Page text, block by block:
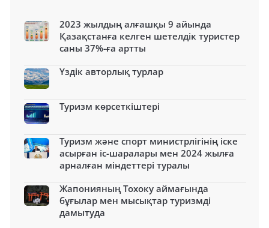
2023 жылдың алғашқы 9 айында
Қазақстанға келген шетелдік туристер
саны 37%-ға артты
Үздік авторлық турлар
Туризм көрсеткіштері
Туризм және спорт министрлігінің іске
асырған іс-шаралары мен 2024 жылға
арналған міндеттері туралы
Жапонияның Тохоку аймағында
бұғылар мен мысықтар туризмді
дамытуда